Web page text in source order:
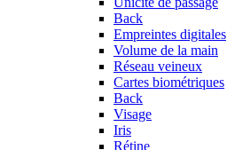
Back
Empreintes digitales
Volume de la main
Réseau veineux
Cartes biométriques
Back
Visage
Iris
Rétine